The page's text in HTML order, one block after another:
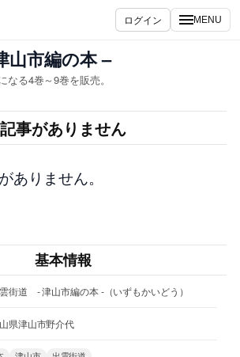
ログイン MENU
市編の本 –
る4巻～9巻を販売。
記事がありません
ありません。
基本情報
街道 - 津山市編の本 -（いずもかいどう）
県津山市野介代